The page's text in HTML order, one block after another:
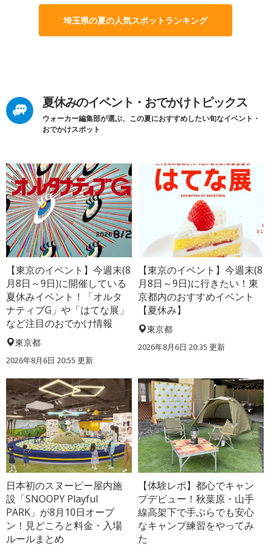
埼玉県の夏の人気スポットランキング
夏休みのイベント・おでかけトピックス
ウォーカー編集部が選ぶ、この夏におすすめしたい旬なイベント・
おでかけスポット
【東京のイベント】今週末(8
月8日～9日)に開催している
夏休みイベント！「オルタ
ナティブG」や「はてな展」
など注目のおでかけ情報
東京都
2026年8月6日 20:55 更新
【東京のイベント】今週末(8
月8日～9日)に行きたい！東
京都内のおすすめイベント
【夏休み】
東京都
2026年8月6日 20:35 更新
日本初のスヌーピー屋内施
設「SNOOPY Playful
PARK」が8月10日オープ
ン！見どころと料金・入場
ルールまとめ
【体験レポ】都心でキャン
プデビュー！秋葉原・山手
線高架下で手ぶらでも安心
なキャンプ練習をやってみ
た